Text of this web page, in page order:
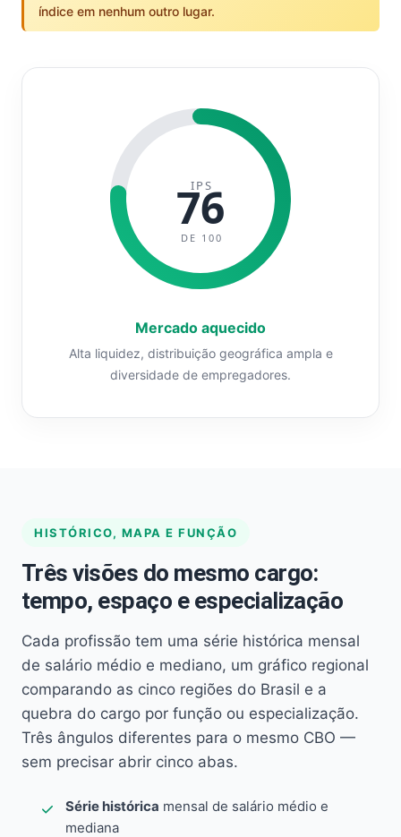
índice em nenhum outro lugar.
IPS
76
DE 100
Mercado aquecido
Alta liquidez, distribuição geográfica ampla e
diversidade de empregadores.
HISTÓRICO, MAPA E FUNÇÃO
Três visões do mesmo cargo:
tempo, espaço e especialização
Cada profissão tem uma série histórica mensal
de salário médio e mediano, um gráfico regional
comparando as cinco regiões do Brasil e a
quebra do cargo por função ou especialização.
Três ângulos diferentes para o mesmo CBO —
sem precisar abrir cinco abas.
Série histórica mensal de salário médio e
mediana